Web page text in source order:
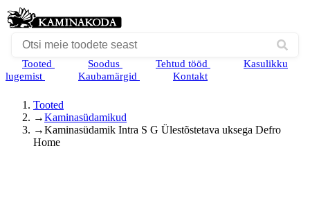
Tooted Soodus Tehtud tööd
Kasulikku
lugemist
Kaubamärgid Kontakt
Tooted
→Kaminasüdamikud
→Kaminasüdamik Intra S G Ülestõstetava uksega Defro
Home